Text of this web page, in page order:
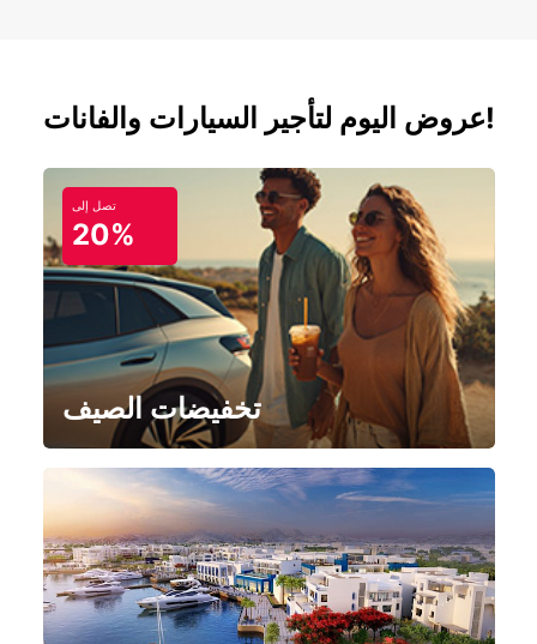
عروض اليوم لتأجير السيارات والفانات!
تصل إلى
20%
تخفيضات الصيف